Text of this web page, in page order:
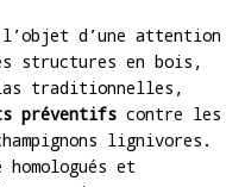
d’une attention
structures en bois,
traditionnelles,
préventifs contre les
lignivores.
et